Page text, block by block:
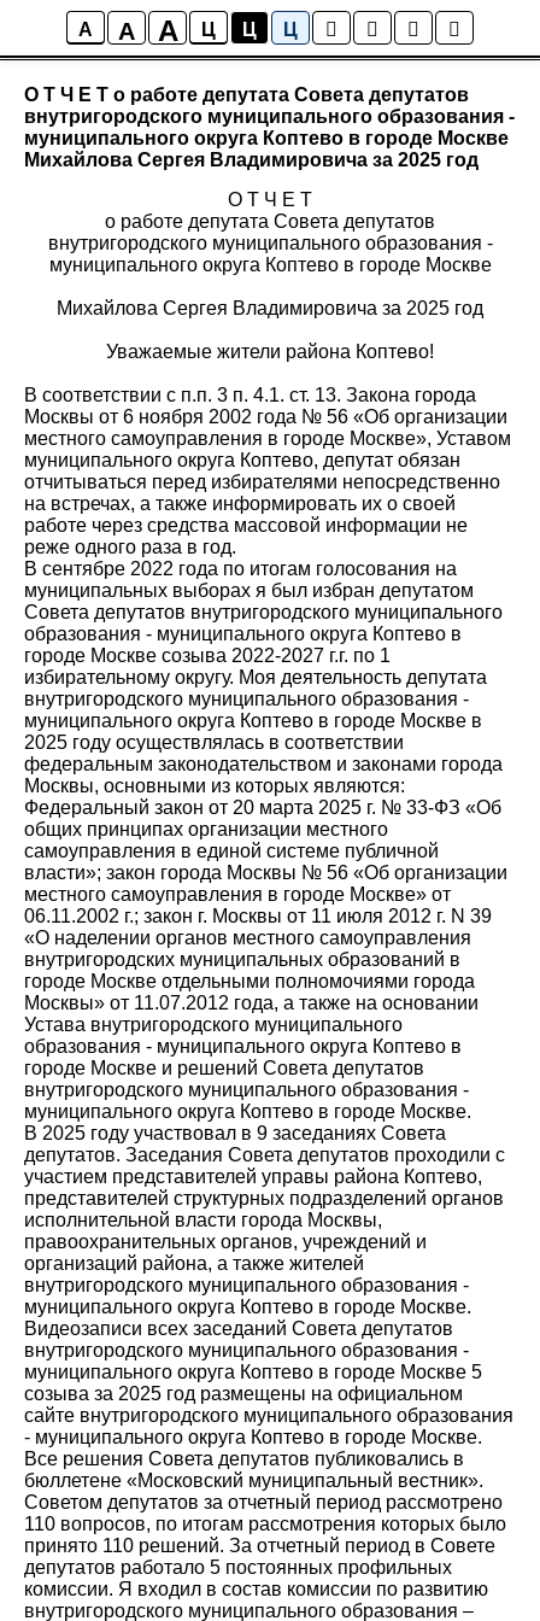
A A A Ц Ц Ц
Правовые акты
О Т Ч Е Т о работе депутата Совета депутатов
внутригородского муниципального образования -
муниципального округа Коптево в городе Москве
Михайлова Сергея Владимировича за 2025 год
О Т Ч Е Т
о работе депутата Совета депутатов
внутригородского муниципального образования -
муниципального округа Коптево в городе Москве
Михайлова Сергея Владимировича за 2025 год
Уважаемые жители района Коптево!
В соответствии с п.п. 3 п. 4.1. ст. 13. Закона города
Москвы от 6 ноября 2002 года № 56 «Об организации
местного самоуправления в городе Москве», Уставом
муниципального округа Коптево, депутат обязан
отчитываться перед избирателями непосредственно
на встречах, а также информировать их о своей
работе через средства массовой информации не
реже одного раза в год.
В сентябре 2022 года по итогам голосования на
муниципальных выборах я был избран депутатом
Совета депутатов внутригородского муниципального
образования - муниципального округа Коптево в
городе Москве созыва 2022-2027 г.г. по 1
избирательному округу. Моя деятельность депутата
внутригородского муниципального образования -
муниципального округа Коптево в городе Москве в
2025 году осуществлялась в соответствии
федеральным законодательством и законами города
Москвы, основными из которых являются:
Федеральный закон от 20 марта 2025 г. № 33-ФЗ «Об
общих принципах организации местного
самоуправления в единой системе публичной
власти»; закон города Москвы № 56 «Об организации
местного самоуправления в городе Москве» от
06.11.2002 г.; закон г. Москвы от 11 июля 2012 г. N 39
«О наделении органов местного самоуправления
внутригородских муниципальных образований в
городе Москве отдельными полномочиями города
Москвы» от 11.07.2012 года, а также на основании
Устава внутригородского муниципального
образования - муниципального округа Коптево в
городе Москве и решений Совета депутатов
внутригородского муниципального образования -
муниципального округа Коптево в городе Москве.
В 2025 году участвовал в 9 заседаниях Совета
депутатов. Заседания Совета депутатов проходили с
участием представителей управы района Коптево,
представителей структурных подразделений органов
исполнительной власти города Москвы,
правоохранительных органов, учреждений и
организаций района, а также жителей
внутригородского муниципального образования -
муниципального округа Коптево в городе Москве.
Видеозаписи всех заседаний Совета депутатов
внутригородского муниципального образования -
муниципального округа Коптево в городе Москве 5
созыва за 2025 год размещены на официальном
сайте внутригородского муниципального образования
- муниципального округа Коптево в городе Москве.
Все решения Совета депутатов публиковались в
бюллетене «Московский муниципальный вестник».
Советом депутатов за отчетный период рассмотрено
110 вопросов, по итогам рассмотрения которых было
принято 110 решений. За отчетный период в Совете
депутатов работало 5 постоянных профильных
комиссии. Я входил в состав комиссии по развитию
внутригородского муниципального образования –